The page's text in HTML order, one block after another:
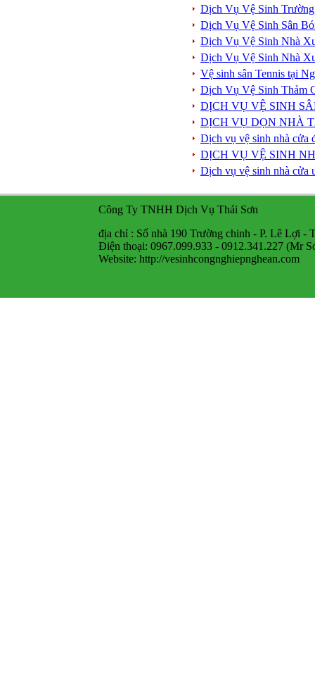
Dịch Vụ Vệ Sinh
Dịch Vụ Vệ Sinh Sân
Dịch Vụ Vệ Sinh Nhà
Dịch Vụ Vệ Sinh Nhà
Vệ sinh sân Tennis tại
Dịch Vụ Vệ Sinh Thảm
DỊCH VỤ VỆ SINH
DỊCH VỤ DỌN NHÀ
Dịch vụ vệ sinh nhà cửa
DỊCH VỤ VỆ SINH
Dịch vụ vệ sinh nhà
Công Ty TNHH Dịch Vụ Thái Sơn
địa chỉ : Số nhà 190 Trường chinh - P. Lê Lợi -
Điện thoại: 0967.099.933 - 0912.341.227 (Mr
Website: http://vesinhcongnghiepnghean.com